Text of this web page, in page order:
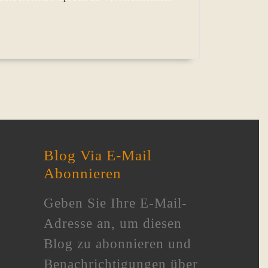
Blog Via E-Mail
Abonnieren
Geben Sie Ihre E-Mail-
Adresse an, um diesen
Blog zu abonnieren und
Benachrichtigungen über